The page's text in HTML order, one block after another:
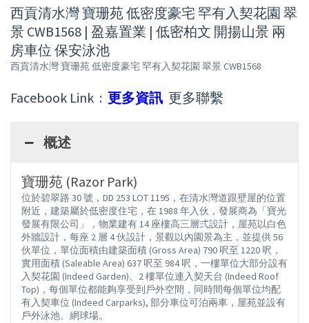
西貢清水灣 寶珊苑 低密度豪宅 罕有入契花園 翠
景 CWB1568 | 盈嘉置業 | 低密柏文 開揚山景 兩
房車位 保安泳池
西貢清水灣 寶珊苑 低密度豪宅 罕有入契花園 翠景 CWB1568
Facebook Link : 更多資訊 更多聯繫
概述
寶珊苑 (Razor Park)
位於碧翠路 30 號，DD 253 LOT 1195，在清水灣道跟壁屋的位置
附近，建築屬於低密度住宅，在 1988 年入伙，發展商為「寶光
發展有限公司」，物業建有 14 座樓高三層弍設計，屋苑以白色
外牆設計，每座 2 層 4 伙設計，景觀以內園景為主，並提供 56
伙單位，單位面積由建築面積 (Gross Area) 790 呎至 1220 呎，
實用面積 (Saleable Area) 637 呎至 984 呎，一樓單位大部分設有
入契花園 (Indeed Garden)、2 樓單位連入契天台 (Indeed Roof
Top)，每個單位都能夠享受到戶外空間，同時間每個單位均配
有入契車位 (Indeed Carparks), 部分車位可泊兩車，屋苑並設有
戶外泳池、網球場。